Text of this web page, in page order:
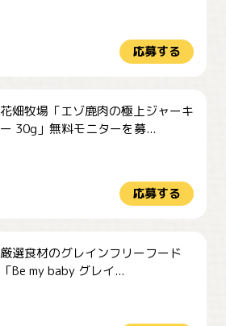
応募する
花畑牧場「エゾ鹿肉の極上ジャーキ
ー 30g」無料モニターを募...
応募する
厳選食材のグレインフリーフード
「Be my baby グレイ...